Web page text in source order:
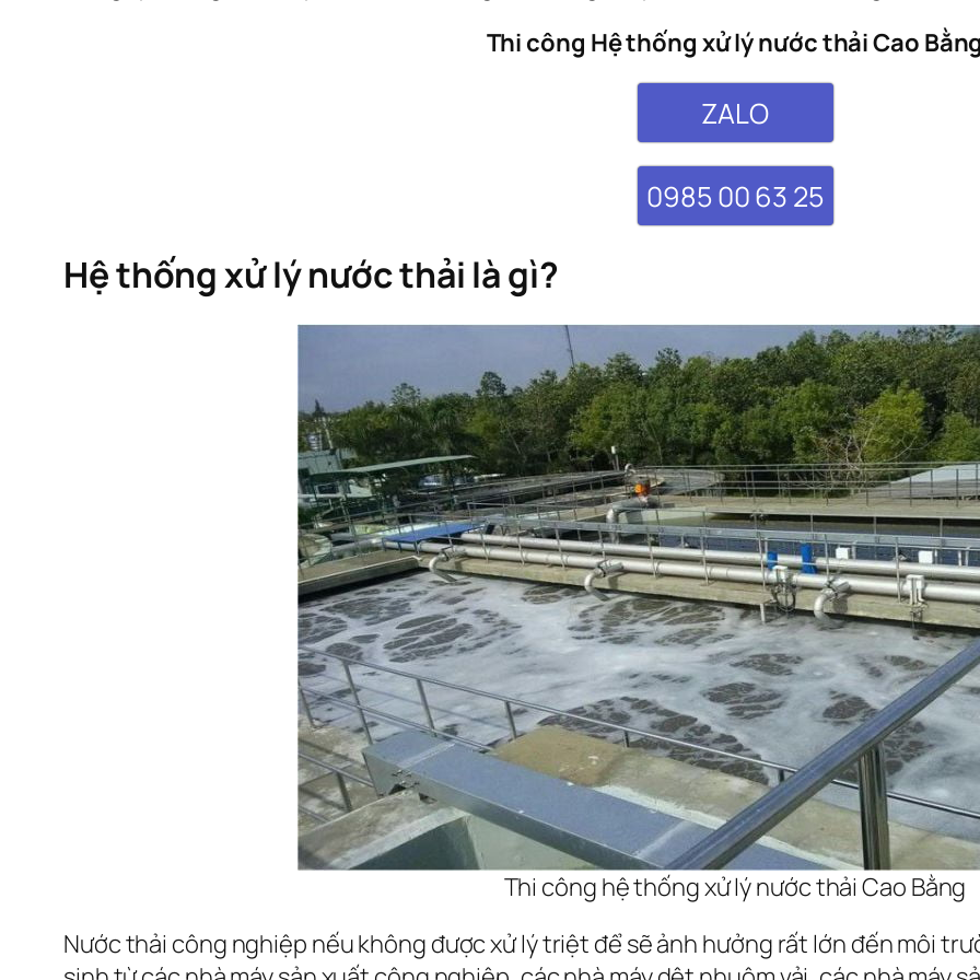
Thi công Hệ thống xử lý nước thải Cao
ZALO
0985 00 63 25
Hệ thống xử lý nước thải là gì?
Thi công hệ thống xử lý nước thải Cao Bằng
Nước thải công nghiệp nếu không được xử lý triệt để sẽ ảnh hưởng rất lớn đến môi